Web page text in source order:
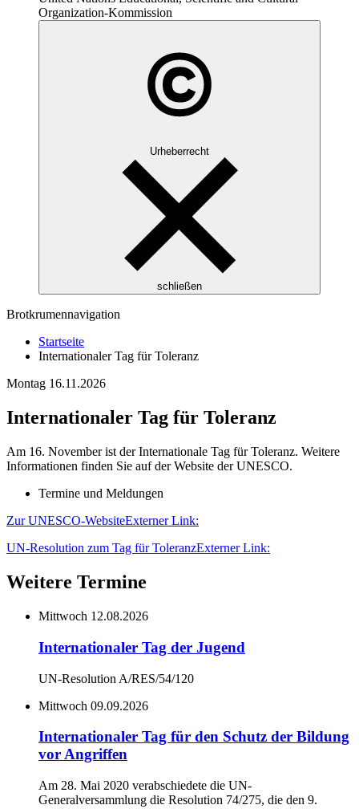
Organization-Kommission
Urheberrecht
schließen
Brotkrumennavigation
Startseite
Internationaler Tag für Toleranz
Montag 16.11.2026
Internationaler Tag für Toleranz
Am 16. November ist der Internationale Tag für Toleranz. Weitere
Informationen finden Sie auf der Website der UNESCO.
Termine und Meldungen
Zur UNESCO-WebsiteExterner Link:
UN-Resolution zum Tag für ToleranzExterner Link:
Weitere Termine
Mittwoch 12.08.2026
Internationaler Tag der Jugend
UN-Resolution A/RES/54/120
Mittwoch 09.09.2026
Internationaler Tag für den Schutz der Bildung
vor Angriffen
Am 28. Mai 2020 verabschiedete die UN-
Generalversammlung die Resolution 74/275, die den 9.